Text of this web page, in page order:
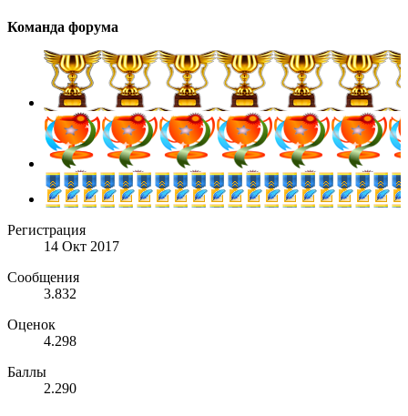
Команда форума
Регистрация
14 Окт 2017
Сообщения
3.832
Оценок
4.298
Баллы
2.290